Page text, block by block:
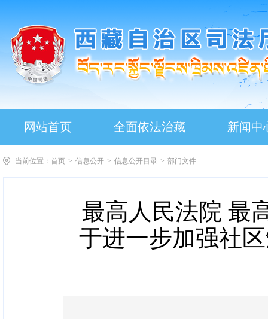
网站首页 全面依法治藏 新闻中
当前位置： 首页 > 信息公开 > 信息公开目录 > 部门文件
最高人民法院 最
于进一步加强社